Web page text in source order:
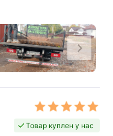
Товар куплен у нас